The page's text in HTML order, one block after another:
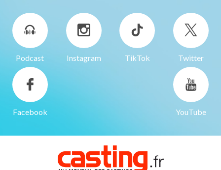
Podcast Instagram TikTok Twitter
Facebook YouTube